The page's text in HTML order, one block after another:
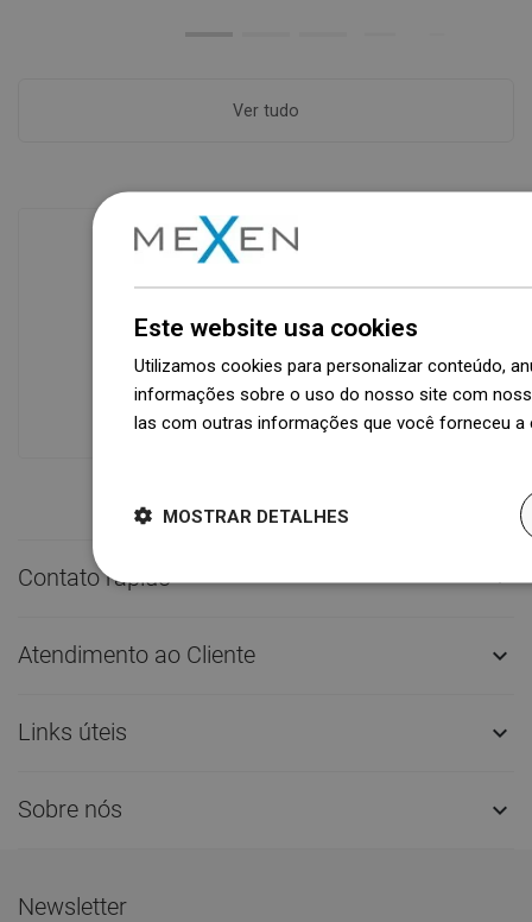
Ver tudo
Disponibilidade de mercadorias
Um moderno centro logístico com área
oferece mais de 1.500.000 peças de
produtos disponíveis!
Contato rápido 
Atendimento ao Cliente 
Links úteis 
Sobre nós 
Newsletter
Este website usa cookies
Utilizamos cookies para personalizar conteúdo,
informações sobre o uso do nosso site com
las com outras informações que você forneceu
MOSTRAR DETALHES